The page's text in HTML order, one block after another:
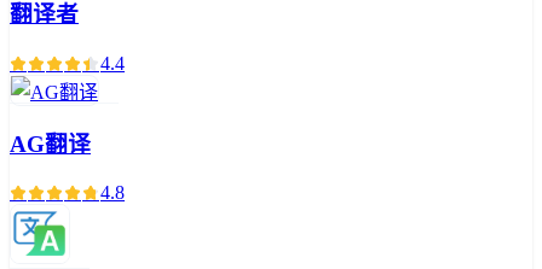
翻译者
4.4
AG翻译
4.8